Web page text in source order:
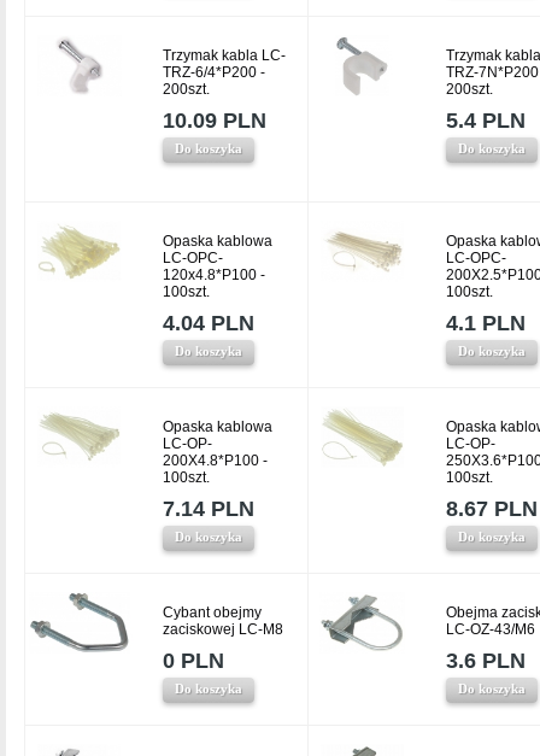
Trzymak kabla LC-
TRZ-6/4*P200 -
200szt.
10.09 PLN
Do koszyka
Trzymak
TRZ-
200szt.
5.4 PLN
Do koszyka
Opaska kablowa
LC-OPC-
120x4.8*P100 -
100szt.
4.04 PLN
Do koszyka
Opaska
LC-OPC-
100szt.
4.1 PLN
Do koszyka
Opaska kablowa
LC-OP-
200X4.8*P100 -
100szt.
7.14 PLN
Do koszyka
Opaska
LC-OP-
100szt.
8.67 PLN
Do koszyka
Cybant obejmy
zaciskowej LC-M8
0 PLN
Do koszyka
Obejma
LC-OZ-43/M6
3.6 PLN
Do koszyka